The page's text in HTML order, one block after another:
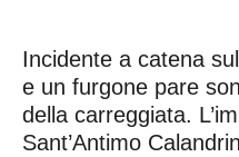
Incidente a catena
e un furgone pare
della carreggiata.
Sant’Antimo